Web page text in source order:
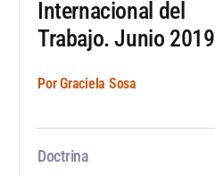
Internacional del
Trabajo. Junio 2019
Por Graciela Sosa
Doctrina